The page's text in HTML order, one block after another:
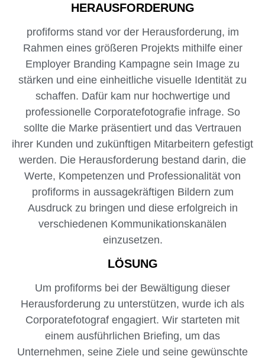
HERAUSFORDERUNG
profiforms stand vor der Herausforderung, im
Rahmen eines größeren Projekts mithilfe einer
Employer Branding Kampagne sein Image zu
stärken und eine einheitliche visuelle Identität zu
schaffen. Dafür kam nur hochwertige und
professionelle Corporatefotografie infrage. So
sollte die Marke präsentiert und das Vertrauen
ihrer Kunden und zukünftigen Mitarbeitern gefestigt
werden. Die Herausforderung bestand darin, die
Werte, Kompetenzen und Professionalität von
profiforms in aussagekräftigen Bildern zum
Ausdruck zu bringen und diese erfolgreich in
verschiedenen Kommunikationskanälen
einzusetzen.
LÖSUNG
Um profiforms bei der Bewältigung dieser
Herausforderung zu unterstützen, wurde ich als
Corporatefotograf engagiert. Wir starteten mit
einem ausführlichen Briefing, um das
Unternehmen, seine Ziele und seine gewünschte